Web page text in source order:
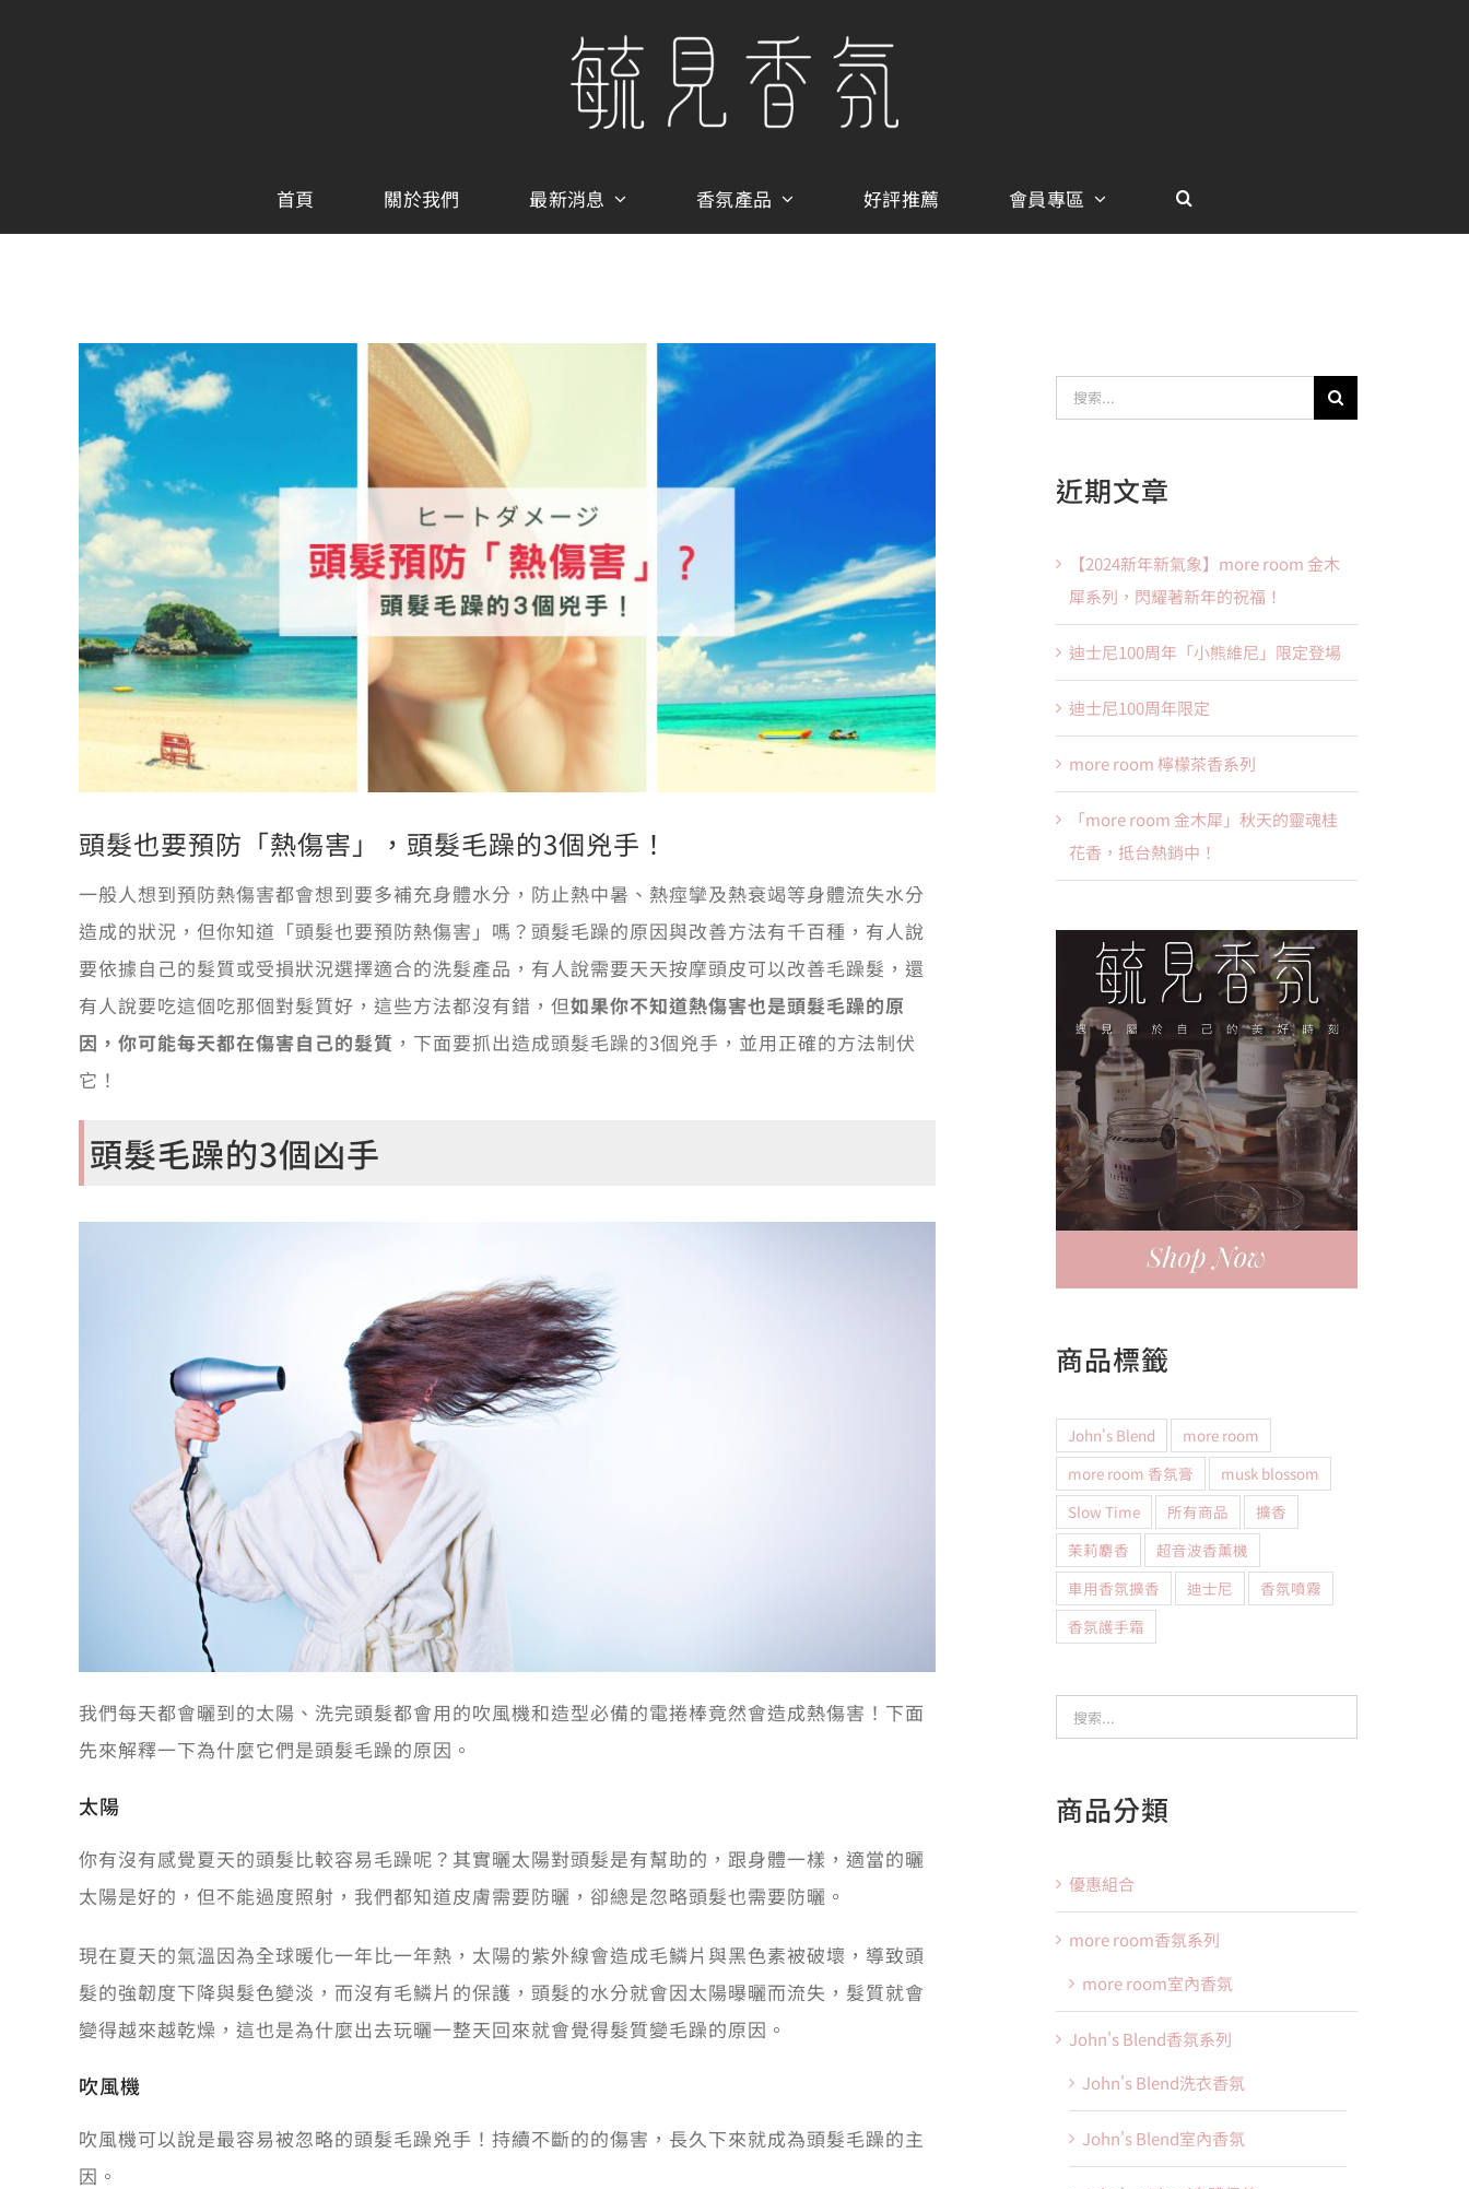
首頁 關於我們 最新消息 香氛產品 好評推薦 會員專區
頭髮也要預防「熱傷害」，頭髮毛躁的3個兇手！
一般人想到預防熱傷害都會想到要多補充身體水分，防止熱中暑、熱痙攣及熱衰竭等身體流失水分
造成的狀況，但你知道「頭髮也要預防熱傷害」嗎？頭髮毛躁的原因與改善方法有千百種，有人說
要依據自己的髮質或受損狀況選擇適合的洗髮產品，有人說需要天天按摩頭皮可以改善毛躁髮，還
有人說要吃這個吃那個對髮質好，這些方法都沒有錯，但如果你不知道熱傷害也是頭髮毛躁的原
因，你可能每天都在傷害自己的髮質 ，下面要抓出造成頭髮毛躁的3個兇手，並用正確的方法制伏
它！
頭髮毛躁的3個凶手
我們每天都會曬到的太陽、洗完頭髮都會用的吹風機和造型必備的電捲棒竟然會造成熱傷害！下面
先來解釋一下為什麼它們是頭髮毛躁的原因。
太陽
你有沒有感覺夏天的頭髮比較容易毛躁呢？其實曬太陽對頭髮是有幫助的，跟身體一樣，適當的曬
太陽是好的，但不能過度照射，我們都知道皮膚需要防曬，卻總是忽略頭髮也需要防曬。
現在夏天的氣溫因為全球暖化一年比一年熱，太陽的紫外線會造成毛鱗片與黑色素被破壞，導致頭
髮的強韌度下降與髮色變淡，而沒有毛鱗片的保護，頭髮的水分就會因太陽曝曬而流失，髮質就會
變得越來越乾燥，這也是為什麼出去玩曬一整天回來就會覺得髮質變毛躁的原因。
吹風機
吹風機可以說是最容易被忽略的頭髮毛躁兇手！持續不斷的的傷害，長久下來就成為頭髮毛躁的主
因。
索
果：
近期文章
【2024新年新氣象】more room 金木
犀系列，閃耀著新年的祝福！
迪士尼100周年「小熊維尼」限定登場
迪士尼100周年限定
more room 檸檬茶香系列
「more room 金木犀」秋天的靈魂桂
花香，抵台熱銷中！
商品標籤
John's Blend
more room
more room 香氛膏
musk blossom
Slow Time
所有商品
擴香
茉莉麝香
超音波香薰機
車用香氛擴香
迪士尼
香氛噴霧
香氛護手霜
商品分類
優惠組合
more room香氛系列
more room室內香氛
John's Blend香氛系列
John's Blend洗衣香氛
John's Blend室內香氛